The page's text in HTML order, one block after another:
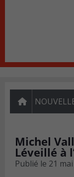
Michel
Léveillé à
Publié le 21